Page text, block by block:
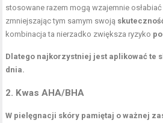
stosowane razem mogą wzajemnie osłabiać
zmniejszając tym samym swoją
kombinacja ta nierzadko zwiększa ryzyko
Dlatego najkorzystniej jest aplikować te
dnia.
2. Kwas AHA/BHA
W pielęgnacji skóry pamiętaj o ważnej